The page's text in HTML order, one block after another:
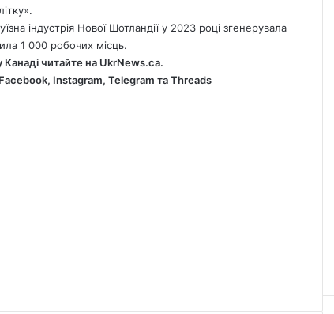
індустрія Нової Шотландії у 2023 році згенерувала
1 000 робочих місць.
Канаді читайте на UkrNews.ca.
Facebook, Instagram, Telegram таThreads